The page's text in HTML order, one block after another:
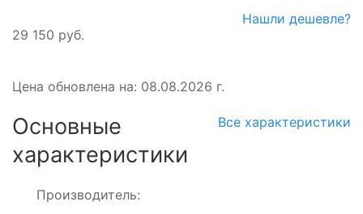
29 150 руб.
Нашли дешевле?
Цена обновлена на: 08.08.2026 г.
Основные
характеристики
Все характеристики
Производитель: